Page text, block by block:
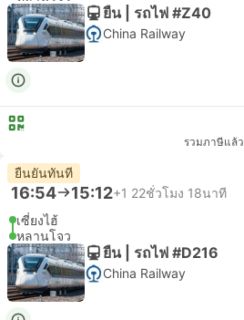
ยืน | รถไฟ #Z40
China Railway
รวมภาษีแล้ว
ยืนยันทันที
16:54 15:12+1 22ชั่วโมง 18นาที
เซี่ยงไฮ้
หลานโจว
ยืน | รถไฟ #D216
China Railway